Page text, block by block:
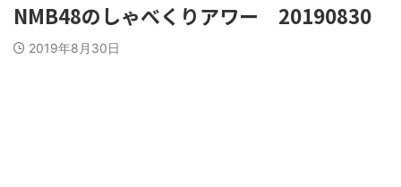
NMB48のしゃべくりアワー 20190830
2019年8月30日